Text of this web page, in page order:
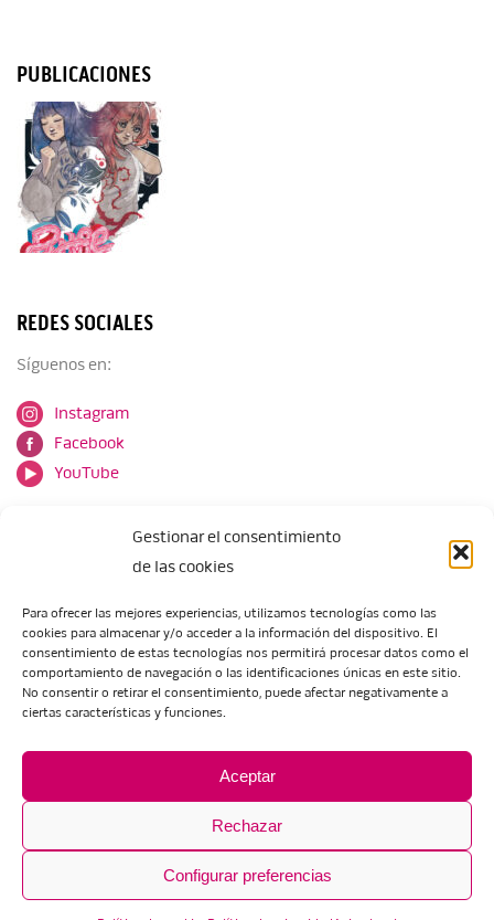
Gestionar el consentimiento
de las cookies
Para ofrecer las mejores experiencias, utilizamos tecnologías como las
cookies para almacenar y/o acceder a la información del dispositivo. El
consentimiento de estas tecnologías nos permitirá procesar datos como el
comportamiento de navegación o las identificaciones únicas en este sitio.
No consentir o retirar el consentimiento, puede afectar negativamente a
ciertas características y funciones.
Aceptar
Rechazar
Configurar preferencias
PUBLICACIONES
REDES SOCIALES
Síguenos en:
Instagram
Facebook
YouTube
Escuela de Arte de Zaragoza
María Zambrano, 5
50018 Zaragoza
eartezaragoza@educa.aragon.es